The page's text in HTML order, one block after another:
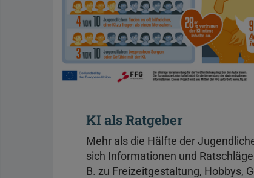
KI als Ratgeber
Mehr als die Hälfte der
sich Informationen und
B. zu Freizeitgestaltung, Hobbys,